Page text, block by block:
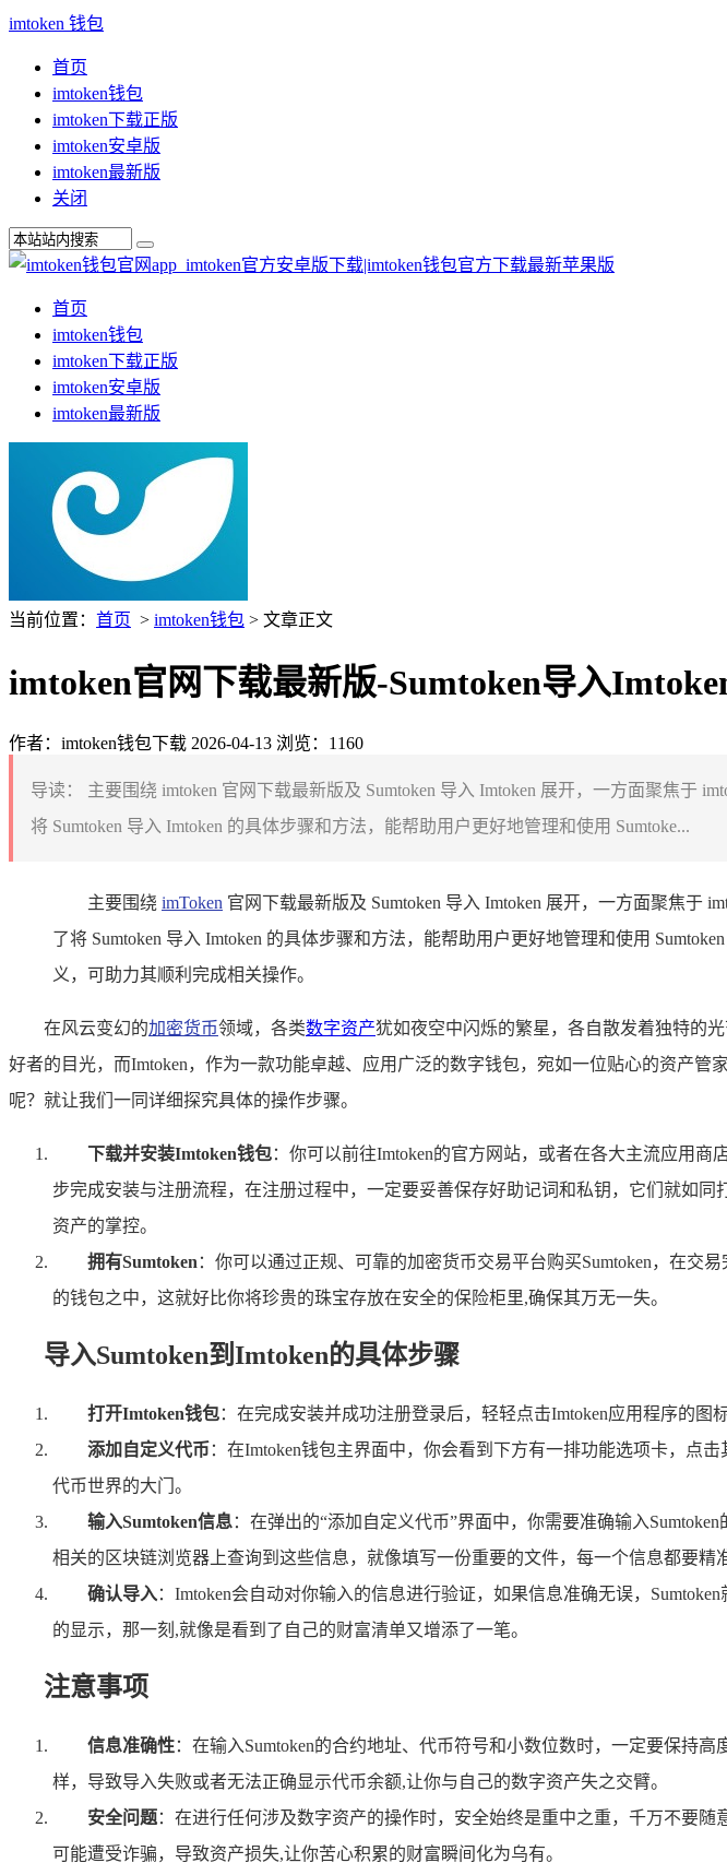
imtoken 钱包
首页
imtoken钱包
imtoken下载正版
imtoken安卓版
imtoken最新版
关闭
首页
imtoken钱包
imtoken下载正版
imtoken安卓版
imtoken最新版
当前位置： 首页 > imtoken钱包 > 文章正文
imtoken官网下载最新版-Sumtoken导入
作者：imtoken钱包下载 2026-04-13 浏览：1160
导读：
主要围绕 imtoken 官网下载最新版及 Sumtoken 导入 Imtoken 展开，一方面聚焦于
将 Sumtoken 导入 Imtoken 的具体步骤和方法，能帮助用户更好地管理和使用 Sumtoke...
主要围绕 imToken 官网下载最新版及 Sumtoken 导入 Imtoken 展开，一方面聚焦于
了将 Sumtoken 导入 Imtoken 的具体步骤和方法，能帮助用户更好地管理和使用
义，可助力其顺利完成相关操作。
在风云变幻的加密货币领域，各类数字资产犹如夜空中闪烁的繁星，各自散发着独特的
好者的目光，而Imtoken，作为一款功能卓越、应用广泛的数字钱包，宛如一位贴心的资产
呢？就让我们一同详细探究具体的操作步骤。
下载并安装Imtoken钱包：你可以前往Imtoken的官方网站，或者在各大主流应用商
步完成安装与注册流程，在注册过程中，一定要妥善保存好助记词和私钥，它们就如
资产的掌控。
拥有Sumtoken ：你可以通过正规、可靠的加密货币交易平台购买Sumtoken，在交
的钱包之中，这就好比你将珍贵的珠宝存放在安全的保险柜里,确保其万无一失。
导入Sumtoken到Imtoken的具体步骤
打开Imtoken钱包：在完成安装并成功注册登录后，轻轻点击Imtoken应用程序的
添加自定义代币 ：在Imtoken钱包主界面中，你会看到下方有一排功能选项卡，点
代币世界的大门。
输入Sumtoken信息：在弹出的“添加自定义代币”界面中，你需要准确输入
相关的区块链浏览器上查询到这些信息，就像填写一份重要的文件，每一个信息都要精
确认导入：Imtoken会自动对你输入的信息进行验证，如果信息准确无误，
的显示，那一刻,就像是看到了自己的财富清单又增添了一笔。
注意事项
信息准确性：在输入Sumtoken的合约地址、代币符号和小数位数时，一定要保持
样，导致导入失败或者无法正确显示代币余额,让你与自己的数字资产失之交臂。
安全问题：在进行任何涉及数字资产的操作时，安全始终是重中之重，千万不要
可能遭受诈骗，导致资产损失,让你苦心积累的财富瞬间化为乌有。